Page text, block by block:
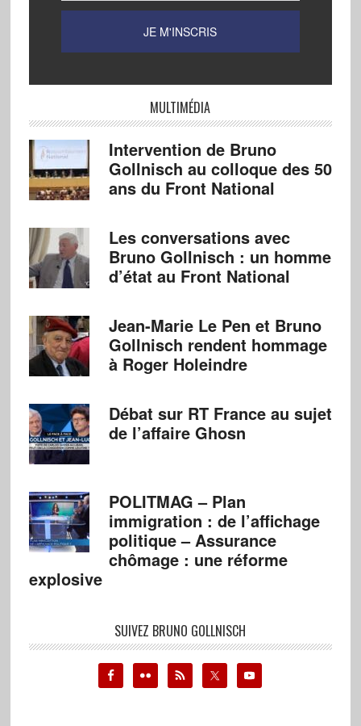
MULTIMÉDIA
Intervention de Bruno
Gollnisch au colloque des 50
ans du Front National
Les conversations avec
Bruno Gollnisch : un homme
d’état au Front National
Jean-Marie Le Pen et Bruno
Gollnisch rendent hommage
à Roger Holeindre
Débat sur RT France au sujet
de l’affaire Ghosn
POLITMAG – Plan
immigration : de l’affichage
politique – Assurance
chômage : une réforme
explosive
SUIVEZ BRUNO GOLLNISCH